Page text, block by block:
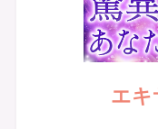
エキ